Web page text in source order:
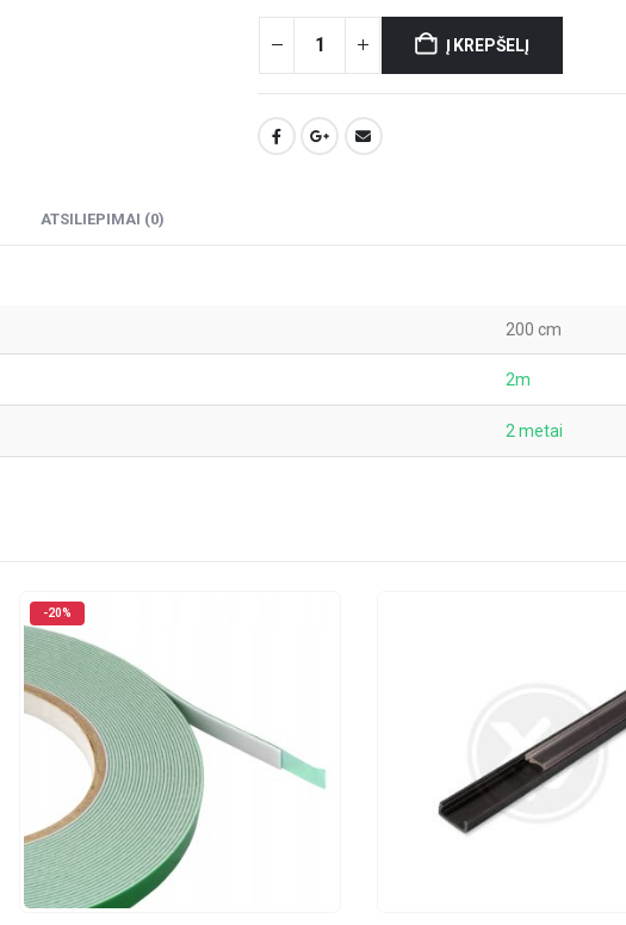
Į KREPŠELĮ
ATSILIEPIMAI (0)
200 cm
2m
2 metai
-20%